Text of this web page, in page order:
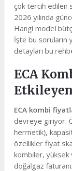
çok tercih edilen
2026 yılında
Hangi model
İşte bu soruların
detayları bu
ECA
ECA kombi
devreye giriyor.
hermetik),
özellikler fiyat
kombiler, yüksek
doğalgaz